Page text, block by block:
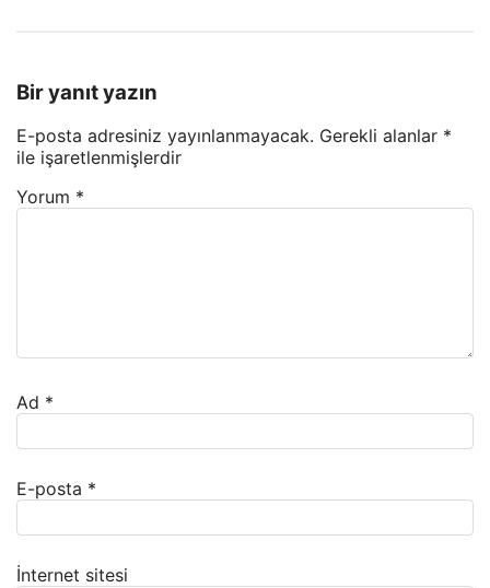
Bir yanıt yazın
E-posta adresiniz yayınlanmayacak. Gerekli alanlar *
ile işaretlenmişlerdir
Yorum *
Ad *
E-posta *
İnternet sitesi